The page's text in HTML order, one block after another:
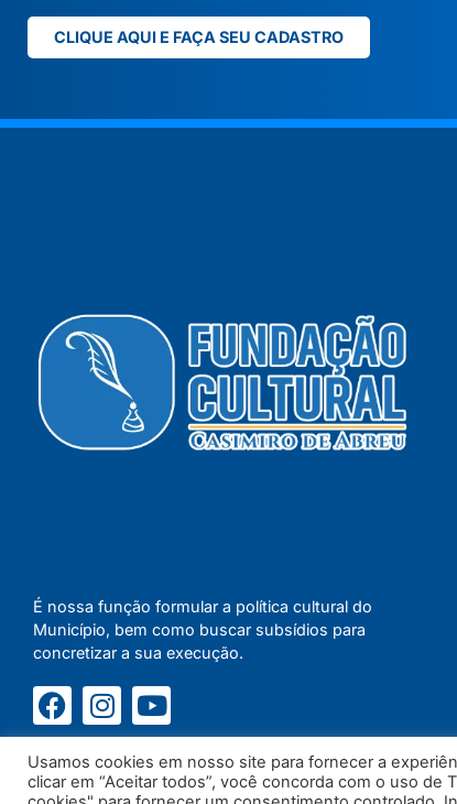
CLIQUE AQUI E FAÇA SEU CADASTRO
É nossa função formular a política cultural do
Município, bem como buscar subsídios para
concretizar a sua execução.
Usamos cookies em nosso site para fornecer a
clicar em “Aceitar todos”, você concorda com o uso